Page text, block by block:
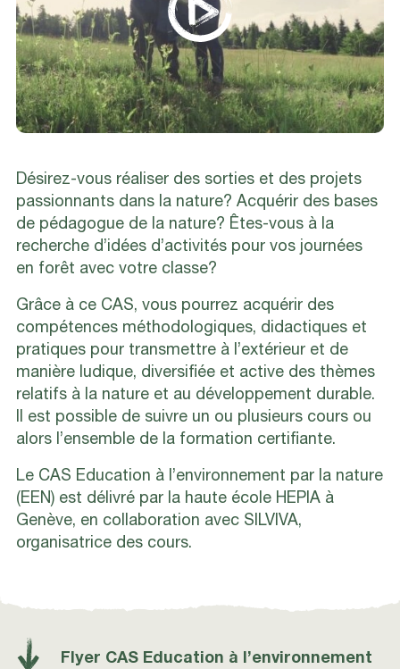
Désirez-vous réaliser des sorties et des projets
passionnants dans la nature? Acquérir des bases
de pédagogue de la nature? Êtes-vous à la
recherche d’idées d’activités pour vos journées
en forêt avec votre classe?
Grâce à ce CAS, vous pourrez acquérir des
compétences méthodologiques, didactiques et
pratiques pour transmettre à l’extérieur et de
manière ludique, diversifiée et active des thèmes
relatifs à la nature et au développement durable.
Il est possible de suivre un ou plusieurs cours ou
alors l’ensemble de la formation certifiante.
Le CAS Education à l’environnement par la nature
(EEN) est délivré par la haute école HEPIA à
Genève, en collaboration avec SILVIVA,
organisatrice des cours.
Flyer CAS Education à l’environnement